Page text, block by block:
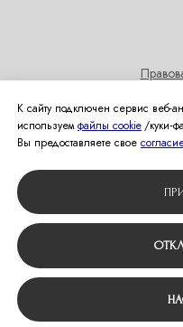
Политика
© 2024 Студия
К сайту подключен сервис веб-
используемфайлы cookie/
Вы предоставляете свое